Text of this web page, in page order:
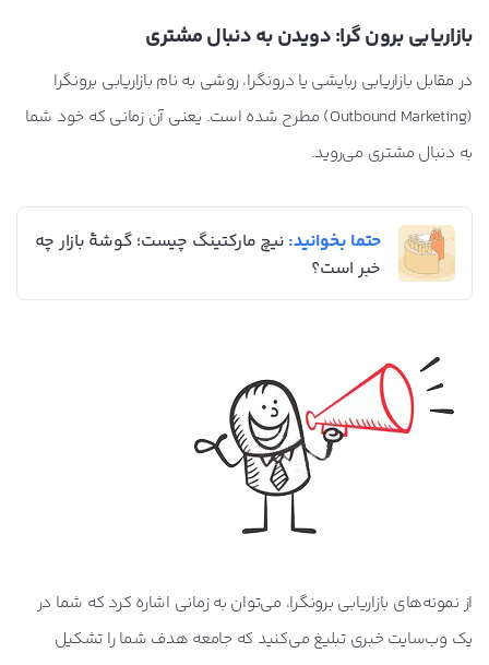
بازاریابی برون گرا: دویدن به دنبال مشتری
در مقابل بازاریابی ربایشی یا درونگرا، روشی به نام بازاریابی برونگرا
(Outbound Marketing) مطرح شده است. یعنی آن زمانی که خود شما
به دنبال مشتری می‌روید.
حتما بخوانید: نیچ مارکتینگ چیست؛ گوشۀ بازار چه
خبر است؟
از نمونه‌های بازاریابی برونگرا، می‌توان به زمانی اشاره کرد که شما در
یک وب‌سایت خبری تبلیغ می‌کنید که جامعه هدف شما را تشکیل